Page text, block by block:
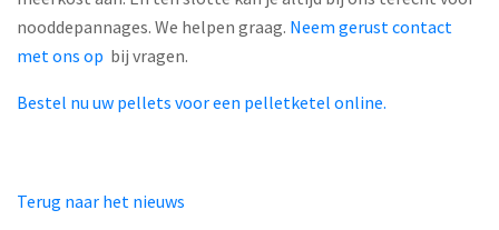
nooddepannages. We helpen graag. Neem gerust contact
met ons op bij vragen.
Bestel nu uw pellets voor een pelletketel online.
Terug naar het nieuws